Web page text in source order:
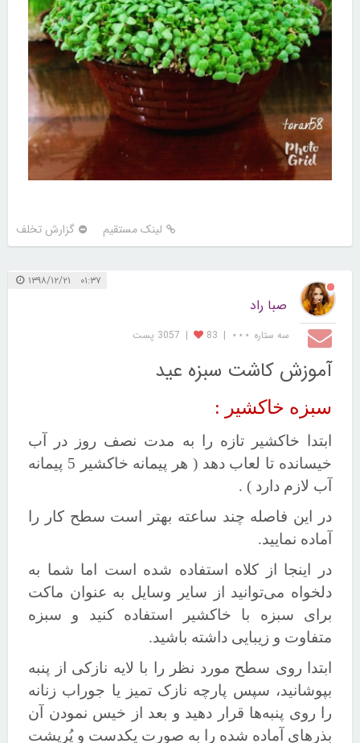
لینک مستقیم گزارش تخلف
۰۱:۳۷ ۱۳۹۸/۱۲/۲۱
صبا راد
سه ستاره ⋆⋆⋆ |
83
| 3057 پست
آموزش کاشت سبزه عید
سبزه خاکشیر :
ابتدا خاکشیر تازه را به مدت نصف روز در آب
خیسانده تا لعاب دهد ( هر پیمانه خاکشیر 5 پیمانه
آب لازم دارد ) .
در این فاصله چند ساعته بهتر است سطح کار را
آماده نمایید.
در اینجا از کلاه استفاده شده است اما شما به
دلخواه می‌توانید از سایر وسایل به عنوان ماکت
برای سبزه با خاکشیر استفاده کنید و سبزه
متفاوت و زیبایی داشته باشید.
ابتدا روی سطح مورد نظر را با لایه نازکی از پنبه
بپوشانید، سپس پارچه نازک تمیز یا جوراب زنانه
را روی پنبه‌ها قرار دهید و بعد از خیس نمودن آن
بذرهای آماده شده را به صورت یکدست و پُرپشت